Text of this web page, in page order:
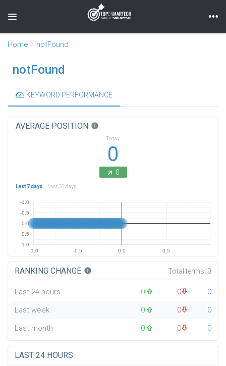
Toggle navigation
Home notFound
notFound
KEYWORD PERFORMANCE
AVERAGE POSITION info
Today
0
0
Last 7 days Last 30 days
-1.0 -0.5 0.0 0.5
-1.0
-0.5
0.0
0.5
1.0
RANKING CHANGE info Total terms: 0
Last 24 hours 0 0
0
Last week
0 0
0
Last month
0 0 0
LAST 24 HOURS